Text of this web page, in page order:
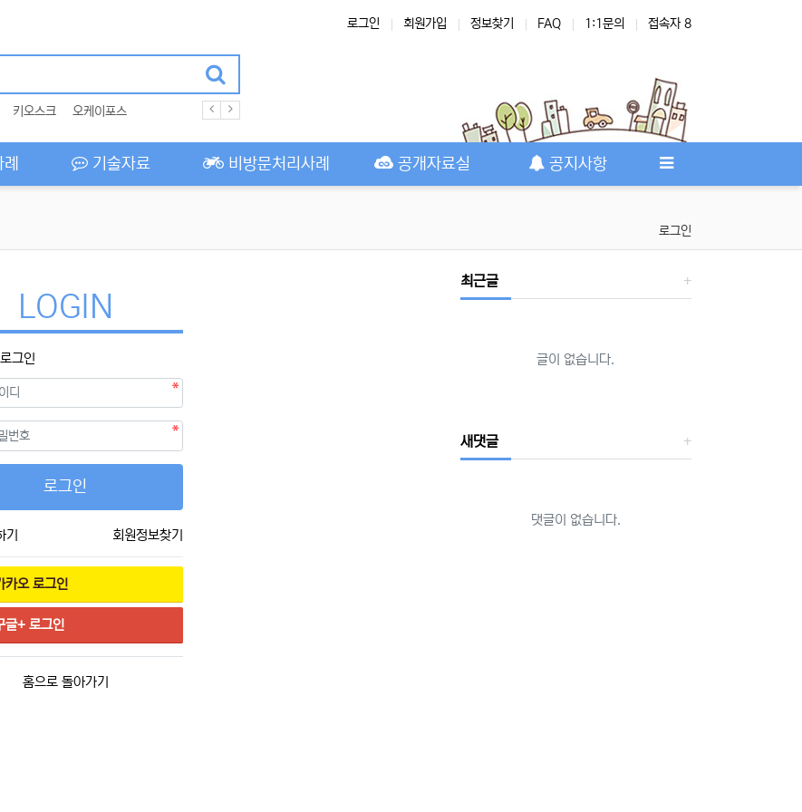
로그인 회원가입 정보찾기 FAQ 1:1문의 접속자 8
키오스크 오케이포스
기술자료 비방문처리사례 공개자료실 공지사항
로그인
LOGIN
그인
수
로그인
기 회원정보찾기
카오로그인
글+ 로그인
홈으로 돌아가기
최근글
글이 없습니다.
새댓글
댓글이 없습니다.